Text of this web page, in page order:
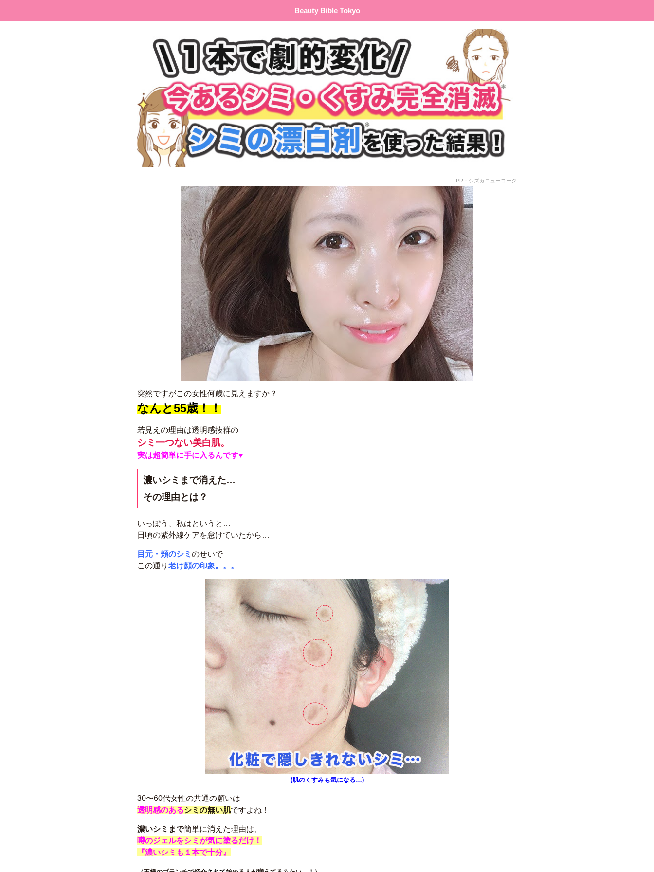
Beauty Bible Tokyo
PR：シズカニューヨーク
突然ですがこの女性何歳に見えますか？
なんと55歳！！
若見えの理由は透明感抜群の
シミ一つない美白肌。
実は超簡単に手に入るんです♥
濃いシミまで消えた…
その理由とは？
いっぽう、私はというと…
日頃の紫外線ケアを怠けていたから…
目元・頬のシミ のせいで
この通り 老け顔の印象。。。
(肌のくすみも気になる…)
30〜60代女性の共通の願いは
透明感のあるシミの無い肌ですよね！
濃いシミまで簡単に消えた理由は、
噂のジェルをシミが気に塗るだけ！
『濃いシミも１本で十分』